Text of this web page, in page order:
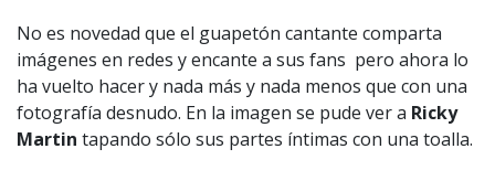
No es novedad que el guapetón cantante comparta
imágenes en redes y encante a sus fans pero ahora lo
ha vuelto hacer y nada más y nada menos que con una
fotografía desnudo. En la imagen se pude ver a Ricky
Martin tapando sólo sus partes íntimas con una toalla.